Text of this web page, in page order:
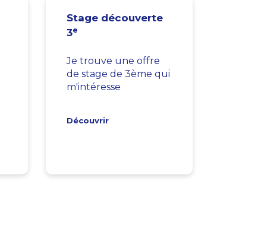
Stage découverte
3e
Je trouve une offre
de stage de 3ème qui
m'intéresse
Découvrir